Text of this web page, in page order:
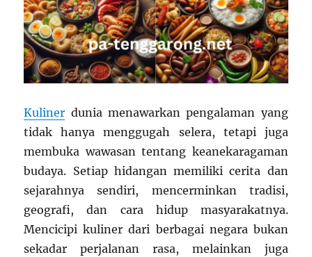
Kuliner dunia menawarkan pengalaman yang
tidak hanya menggugah selera, tetapi juga
membuka wawasan tentang keanekaragaman
budaya. Setiap hidangan memiliki cerita dan
sejarahnya sendiri, mencerminkan tradisi,
geografi, dan cara hidup masyarakatnya.
Mencicipi kuliner dari berbagai negara bukan
sekadar perjalanan rasa, melainkan juga